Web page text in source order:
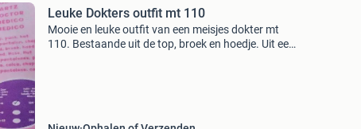
Leuke Dokters outfit mt 110
Mooie en leuke outfit van een meisjes dokter mt
110. Bestaande uit de top, broek en hoedje. Uit een